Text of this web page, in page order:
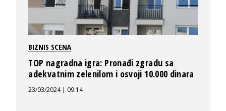
BIZNIS SCENA
TOP nagradna igra: Pronađi zgradu sa
adekvatnim zelenilom i osvoji 10.000 dinara
23/03/2024 | 09:14